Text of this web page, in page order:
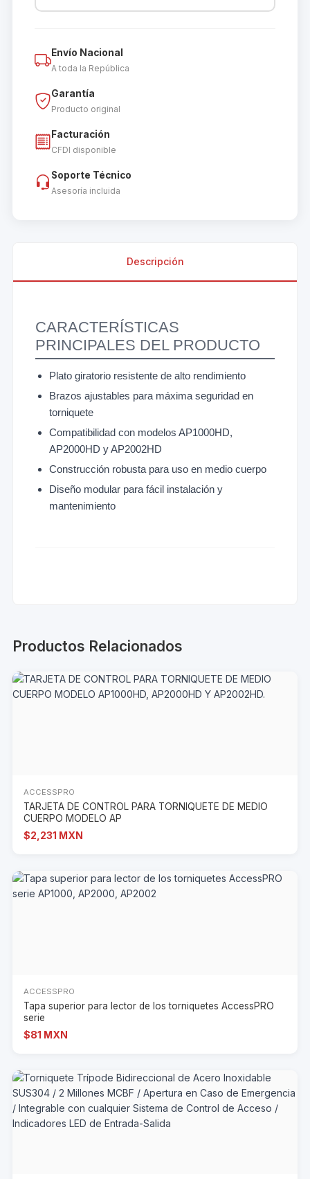
Envío Nacional
A toda la República
Garantía
Producto original
Facturación
CFDI disponible
Soporte Técnico
Asesoría incluida
Descripción
CARACTERÍSTICAS
PRINCIPALES DEL PRODUCTO
Plato giratorio resistente de alto rendimiento
Brazos ajustables para máxima seguridad en
torniquete
Compatibilidad con modelos AP1000HD,
AP2000HD y AP2002HD
Construcción robusta para uso en medio cuerpo
Diseño modular para fácil instalación y
mantenimiento
Productos Relacionados
ACCESSPRO
TARJETA DE CONTROL PARA TORNIQUETE DE MEDIO
CUERPO MODELO AP
$2,231 MXN
ACCESSPRO
Tapa superior para lector de los torniquetes AccessPRO
serie
$81 MXN